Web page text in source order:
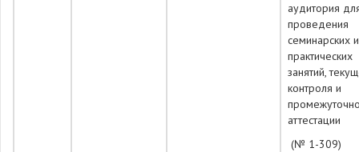
аудитория
проведения
семинарских и
практических
занятий,
контроля и
аттестации
(№ 1-309)